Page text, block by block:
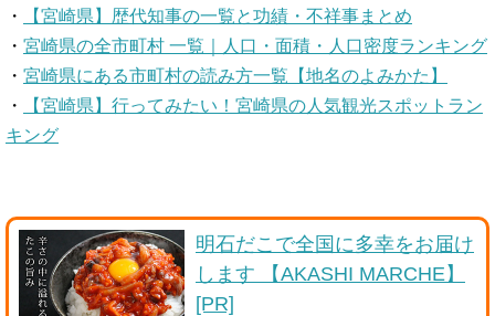
・
【宮崎県】歴代知事の一覧と功績・不祥事まとめ
・ 宮崎県の全市町村 一覧｜人口・面積・人口密度ランキング
・ 宮崎県にある市町村の読み方一覧【地名のよみかた】
・
【宮崎県】行ってみたい！宮崎県の人気観光スポットラン
キング
明石だこで全国に多幸をお届け
します 【AKASHI MARCHE】
[PR]